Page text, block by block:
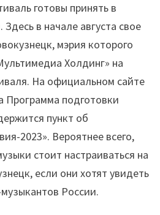
готовы принять в
в начале августа свое
мэрия которого
Холдинг» на
На официальном сайте
Программа подготовки
пункт об
2023». Вероятнее всего,
стоит настраиваться на
если они хотят увидеть
России.